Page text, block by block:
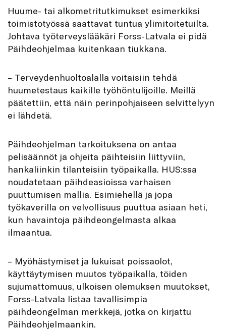
Huume- tai alkometritutkimukset esimerkiksi
toimistotyössä saattavat tuntua ylimitoitetuilta.
Johtava työterveyslääkäri Forss-Latvala ei pidä
Päihdeohjelmaa kuitenkaan tiukkana.
– Terveydenhuoltoalalla voitaisiin tehdä
huumetestaus kaikille työhöntulijoille. Meillä
päätettiin, että näin perinpohjaiseen selvittelyyn
ei lähdetä.
Päihdeohjelman tarkoituksena on antaa
pelisäännöt ja ohjeita päihteisiin liittyviin,
hankaliinkin tilanteisiin työpaikalla. HUS:ssa
noudatetaan päihdeasioissa varhaisen
puuttumisen mallia. Esimiehellä ja jopa
työkaverilla on velvollisuus puuttua asiaan heti,
kun havaintoja päihdeongelmasta alkaa
ilmaantua.
– Myöhästymiset ja lukuisat poissaolot,
käyttäytymisen muutos työpaikalla, töiden
sujumattomuus, ulkoisen olemuksen muutokset,
Forss-Latvala listaa tavallisimpia
päihdeongelman merkkejä, jotka on kirjattu
Päihdeohjelmaankin.